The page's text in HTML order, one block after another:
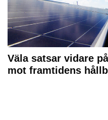
Väla satsar vidare
mot framtidens